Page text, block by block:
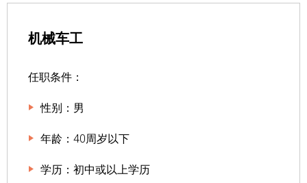
机械车工
任职条件：
性别：男
年龄：40周岁以下
学历：初中或以上学历